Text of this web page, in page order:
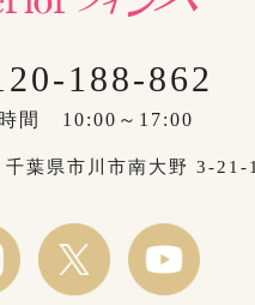
188-862
間 10:00～17:00
千葉県市川市南大野 3-21-